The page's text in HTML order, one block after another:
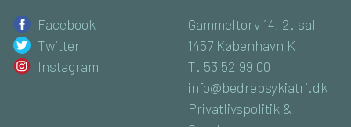
Facebook
Twitter
Instagram
Gammeltorv 14, 2. sal
1457 København K
T. 53 52 99 00
info@bedrepsykiatri.dk
Privatlivspolitik &